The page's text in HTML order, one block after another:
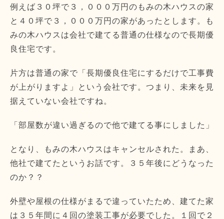
例えば３０坪で３，０００万円のもみの木ハウスの家
と４０坪で３，０００万円の家があったとします。も
みの木ハウスは会社で建てる普通の仕様なので長期優
良住宅です。
片方は普通の家で「長期優良住宅にするだけで工事費
が上がりますよ」という会社です。つまり、未来を見
据えていない会社ですね。
「部屋数が違い過ぎるので他で建てる事にしました」
となり、もみの木ハウスはキャンセルされた。まあ、
他社で建てたというお話です。３５年後にどうなった
のか？？
外壁や屋根の仕様がまるで違っていたため、建てた家
は３５年間に４回の塗装工事が必要でした。１回で２